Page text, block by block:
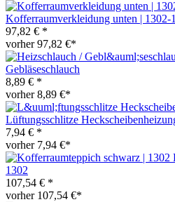
Kofferraumverkleidung unten | 1302-
97,82 € *
vorher 97,82 €*
Gebläseschlauch
8,89 € *
vorher 8,89 €*
Lüftungsschlitze
7,94 € *
vorher 7,94 €*
1302
107,54 € *
vorher 107,54 €*